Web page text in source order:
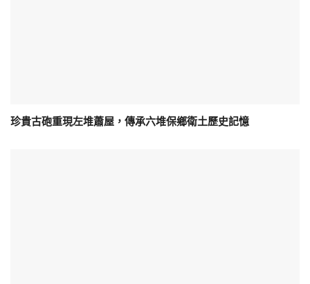
珍貴古砲重現左堆蕭屋，傳承六堆保鄉衛土歷史記憶